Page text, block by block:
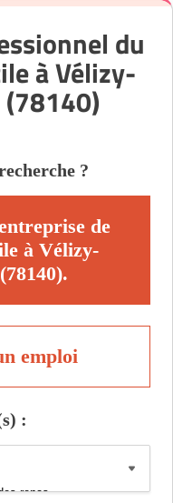
du
à Vélizy-
?
de
à Vélizy-
emploi
: